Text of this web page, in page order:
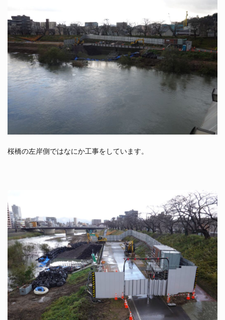
桜橋の左岸側ではなにか工事をしています。